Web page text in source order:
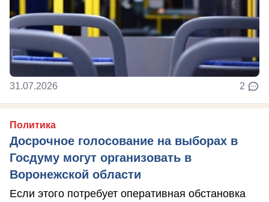
31.07.2026 2
Политика
Досрочное голосование на выборах в
Госдуму могут организовать в
Воронежской области
Если этого потребует оперативная обстановка